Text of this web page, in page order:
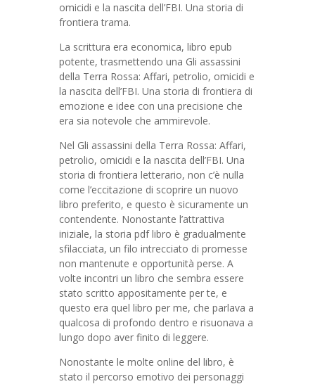
omicidi e la nascita dell’FBI. Una storia di
frontiera trama.
La scrittura era economica, libro epub
potente, trasmettendo una Gli assassini
della Terra Rossa: Affari, petrolio, omicidi e
la nascita dell’FBI. Una storia di frontiera di
emozione e idee con una precisione che
era sia notevole che ammirevole.
Nel Gli assassini della Terra Rossa: Affari,
petrolio, omicidi e la nascita dell’FBI. Una
storia di frontiera letterario, non c’è nulla
come l’eccitazione di scoprire un nuovo
libro preferito, e questo è sicuramente un
contendente. Nonostante l’attrattiva
iniziale, la storia pdf libro è gradualmente
sfilacciata, un filo intrecciato di promesse
non mantenute e opportunità perse. A
volte incontri un libro che sembra essere
stato scritto appositamente per te, e
questo era quel libro per me, che parlava a
qualcosa di profondo dentro e risuonava a
lungo dopo aver finito di leggere.
Nonostante le molte online del libro, è
stato il percorso emotivo dei personaggi